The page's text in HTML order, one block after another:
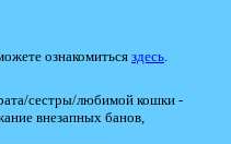
ознакомиться здесь
сестры/любимой кошки -
внезапных банов,